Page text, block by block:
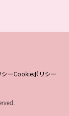
ーCookieポリシー